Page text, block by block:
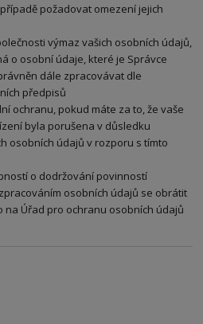
požadovat omezení jejich
výmaz vašich osobních údajů,
o osobní údaje, které je Správce
dále zpracovávat dle
předpisů
ochranu, pokud máte za to, že vaše
byla porušena v důsledku
osobních údajů v rozporu s tímto
o dodržování povinností
osobních údajů se obrátit
na Úřad pro ochranu osobních údajů